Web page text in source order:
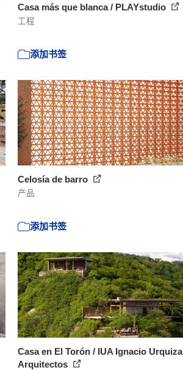
Casa más que blanca / PLAYstudio
工程
添加书签
Celosía de barro
产品
添加书签
Casa en El Torón / IUA Ignacio Urquiza
Arquitectos